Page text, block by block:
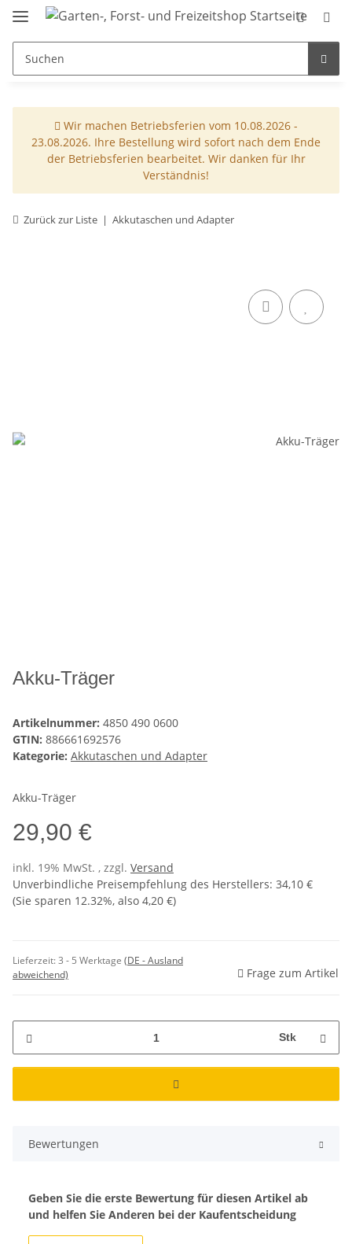
Wir machen Betriebsferien vom 10.08.2026 -
23.08.2026. Ihre Bestellung wird sofort nach dem Ende
der Betriebsferien bearbeitet. Wir danken für Ihr
Verständnis!
Zurück zur Liste Akkutaschen und Adapter
Akku-Träger
Artikelnummer: 4850 490 0600
GTIN: 886661692576
Kategorie: Akkutaschen und Adapter
Akku-Träger
29,90 €
inkl. 19% MwSt. , zzgl. Versand
Unverbindliche Preisempfehlung des Herstellers: 34,10 €
(Sie sparen 12.32%, also 4,20 €)
Lieferzeit:3 - 5 Werktage (DE - Ausland
abweichend)
Frage zum Artikel
Stk
Bewertungen
Geben Sie die erste Bewertung für diesen Artikel ab
und helfen Sie Anderen bei der Kaufentscheidung